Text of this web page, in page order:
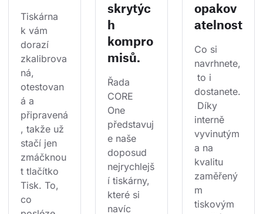
Tiskárna
k vám
dorazí
zkalibrova
ná,
otestovan
á a
připravená
, takže už
stačí jen
zmáčknou
t tlačítko
Tisk. To,
co
skrytýc
h
kompro
misů.
Řada
CORE
One
představuj
e naše
doposud
nejrychlejš
í tiskárny,
které si
navíc
opakov
atelnost
Co si
navrhnete,
to i
dostanete.
Díky
interně
vyvinutým
a na
kvalitu
zaměřený
m
tiskovým